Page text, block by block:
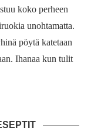
koko perheen
unohtamatta.
pöytä katetaan
Ihanaa kun tulit